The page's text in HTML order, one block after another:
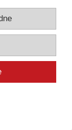
2 agrafki.
4,00 zł